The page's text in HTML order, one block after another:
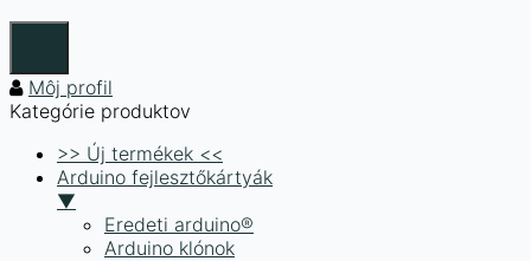
Môj profil
Kategórie produktov
>> Új termékek <<
Arduino fejlesztőkártyák
▼
Eredeti arduino®
Arduino klónok